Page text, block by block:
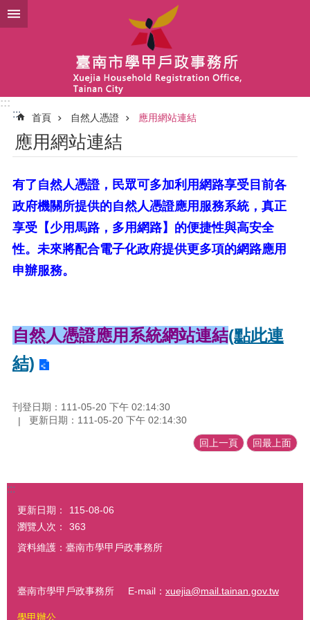
跳到主要內容區塊
:::
:::
首頁 自然人憑證 應用網站連結
應用網站連結
有了自然人憑證，民眾可多加利用網路享受目前各
政府機關所提供的自然人憑證應用服務系統，真正
享受【少用馬路，多用網路】的便捷性與高安全
性。未來將配合電子化政府提供更多項的網路應用
申辦服務。
自然人憑證應用系統網站連結(點此連
結)
刊登日期：111-05-20 下午 02:14:30
更新日期：111-05-20 下午 02:14:30
回上一頁 回最上面
:::
更新日期：
115-08-06
瀏覽人次：
363
資料維護：臺南市學甲戶政事務所
臺南市學甲戶政事務所 E-mail： xuejia@mail.tainan.gov.tw
學甲辦公